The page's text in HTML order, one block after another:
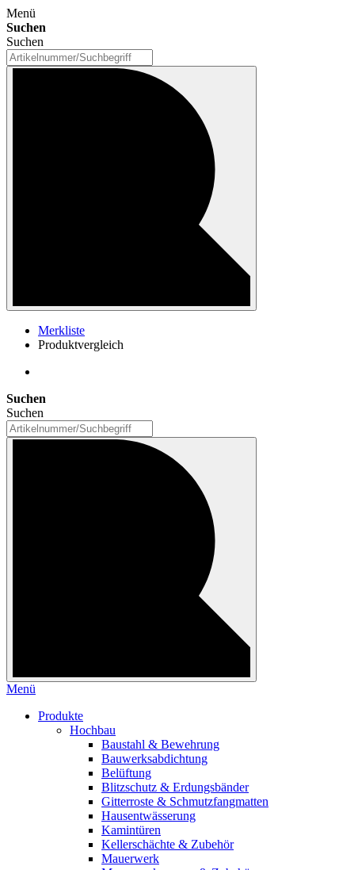
Menü
Suchen
Suchen
Merkliste
Produktvergleich
Suchen
Suchen
Menü
Produkte
Hochbau
Baustahl & Bewehrung
Bauwerksabdichtung
Belüftung
Blitzschutz & Erdungsbänder
Gitterroste & Schmutzfangmatten
Hausentwässerung
Kamintüren
Kellerschächte & Zubehör
Mauerwerk